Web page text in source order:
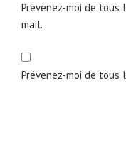
Prévenez-moi de tous
mail.
Prévenez-moi de